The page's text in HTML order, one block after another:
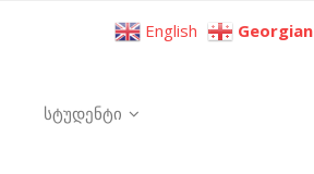
სტუდენტი
English Georgian